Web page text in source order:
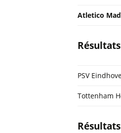
Atletico
PSV
Tottenham